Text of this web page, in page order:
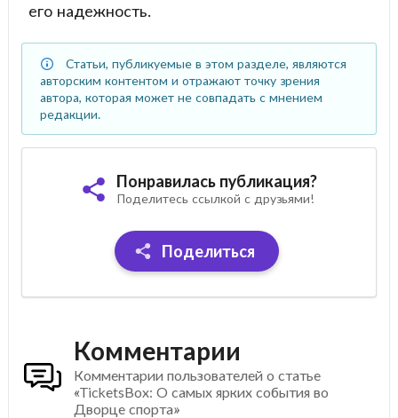
его надежность.
Статьи, публикуемые в этом разделе, являются
авторским контентом и отражают точку зрения
автора, которая может не совпадать с мнением
редакции.
Понравилась публикация?
Поделитесь ссылкой с друзьями!
Поделиться
Комментарии
Комментарии пользователей о статье
«TicketsBox: О самых ярких события во
Дворце спорта»